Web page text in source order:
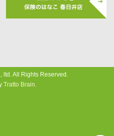
ltd. All Rights Reserved.
Tratto Brain.